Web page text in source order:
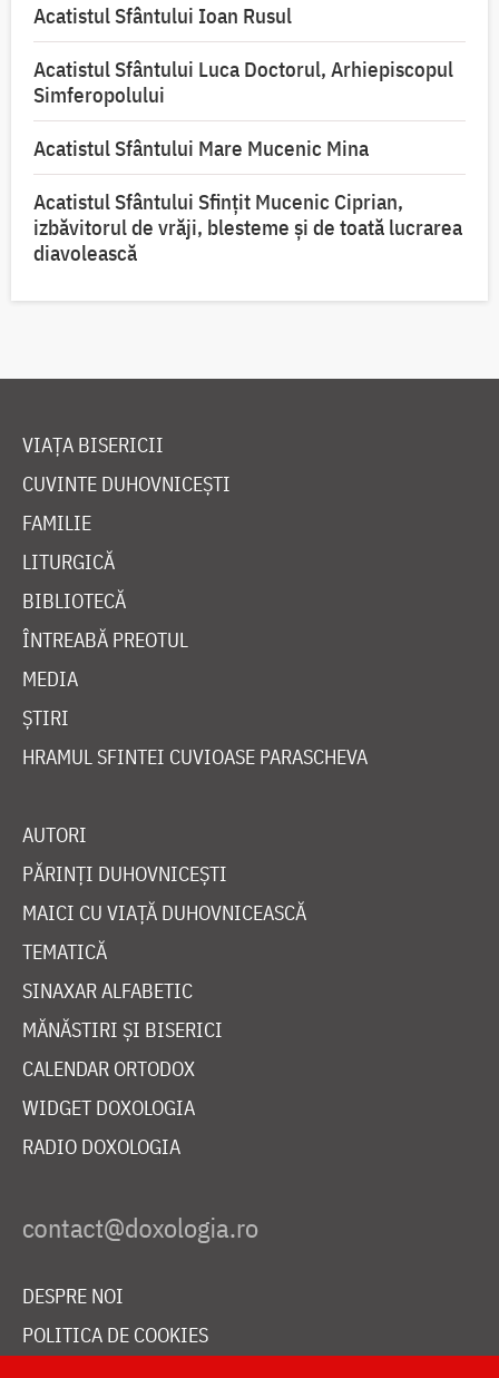
Acatistul Sfântului Ioan Rusul
Acatistul Sfântului Luca Doctorul, Arhiepiscopul
Simferopolului
Acatistul Sfântului Mare Mucenic Mina
Acatistul Sfântului Sfințit Mucenic Ciprian,
izbăvitorul de vrăji, blesteme și de toată lucrarea
diavolească
VIAȚA BISERICII
CUVINTE DUHOVNICEȘTI
FAMILIE
LITURGICĂ
BIBLIOTECĂ
ÎNTREABĂ PREOTUL
MEDIA
ȘTIRI
HRAMUL SFINTEI CUVIOASE PARASCHEVA
AUTORI
PĂRINȚI DUHOVNICEȘTI
MAICI CU VIAȚĂ DUHOVNICEASCĂ
TEMATICĂ
SINAXAR ALFABETIC
MĂNĂSTIRI ȘI BISERICI
CALENDAR ORTODOX
WIDGET DOXOLOGIA
RADIO DOXOLOGIA
DESPRE NOI
POLITICA DE COOKIES